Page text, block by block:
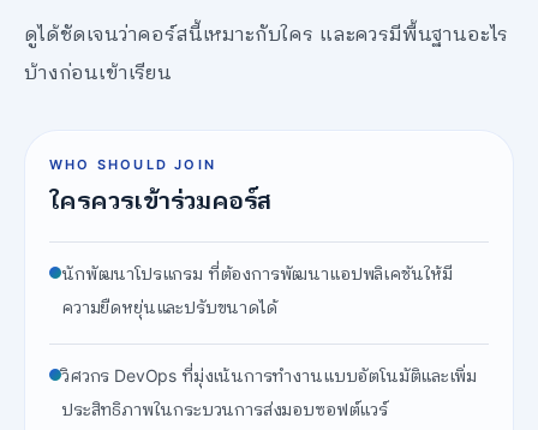
ดูได้ชัดเจนว่าคอร์สนี้เหมาะกับใคร และควรมีพื้นฐานอะไร
บ้างก่อนเข้าเรียน
WHO SHOULD JOIN
ใครควรเข้าร่วมคอร์ส
นักพัฒนาโปรแกรม ที่ต้องการพัฒนาแอปพลิเคชันให้มี
ความยืดหยุ่นและปรับขนาดได้
วิศวกร DevOps ที่มุ่งเน้นการทำงานแบบอัตโนมัติและเพิ่ม
ประสิทธิภาพในกระบวนการส่งมอบซอฟต์แวร์